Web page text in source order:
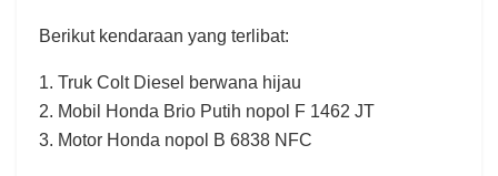
Berikut kendaraan yang terlibat:
1. Truk Colt Diesel berwana hijau
2. Mobil Honda Brio Putih nopol F 1462 JT
3. Motor Honda nopol B 6838 NFC